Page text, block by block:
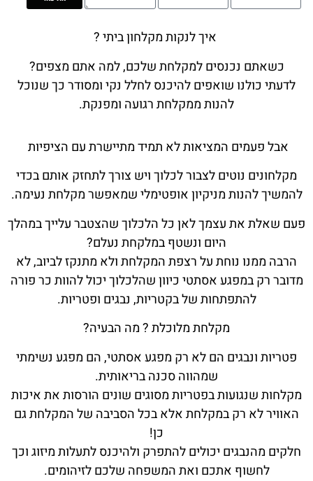
איך לנקות מקלחון ביתי ?
כשאתם נכנסים למקלחת שלכם, למה אתם מצפים?
לדעתי כולנו שואפים להיכנס לחלל נקי ומסודר כך שנוכל
להנות ממקלחת רגועה ומפנקת.
אבל פעמים המציאות לא תמיד מתיישרת עם הציפיות
מקלחונים נוטים לצבור לכלוך ויש צורך לתחזק אותם בכדי
להמשיך להנות מניקיון אופטימלי שמאפשר מקלחת נעימה.
פעם שאלת את עצמך לאן כל הלכלוך שהצטבר עלייך במהלך
היום ונשטף במלקחת נעלם?
הרבה ממנו נוחת על רצפת המקלחת ולא מתנקז לביוב, לא
מדובר רק במפגע אסתטי כיוון שהלכלוך יכול להוות כר פורה
להתפתחות של בקטריות, נבגים ופטריות.
מקלחת מלוכלת ? מה הבעיה?
פטריות ונבגים הם לא רק מפגע אסתטי, הם מפגע נשימתי
שמהווה סכנה בריאותית.
מקלחות שנגועות בפטריות מסוגים שונים הורסות את איכות
האוויר לא רק במקלחת אלא בכל הסביבה של המקלחת גם
כן!
חלקים מהנבגים יכולים להתפרק ולהיכנס לתעלות מיזוג וכך
לחשוף אתכם ואת המשפחה שלכם לזיהומים.